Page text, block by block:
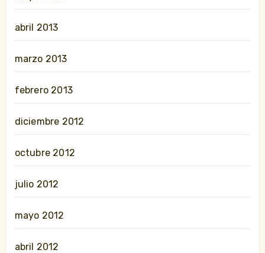
abril 2013
marzo 2013
febrero 2013
diciembre 2012
octubre 2012
julio 2012
mayo 2012
abril 2012